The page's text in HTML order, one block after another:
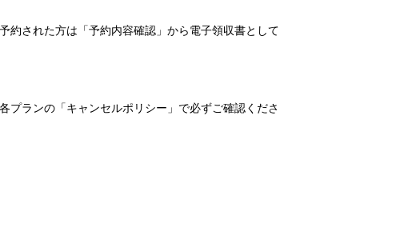
約された方は「予約内容確認」から電子領収書として
プランの「キャンセルポリシー」で必ずご確認くださ